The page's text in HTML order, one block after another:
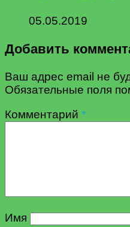
05.05.2019
Добавить
Ваш адрес email не
Обязательные поля
Комментарий *
Имя